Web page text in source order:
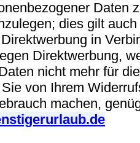
Daten
dies gilt
in
Direktwerbung,
nicht mehr für
von Ihrem
machen,